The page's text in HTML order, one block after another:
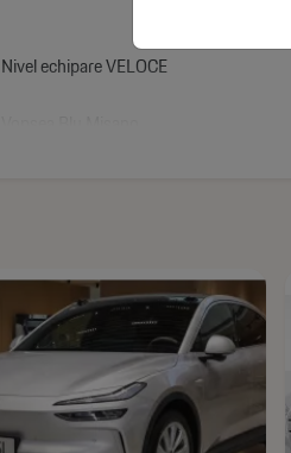
Nivel echipare VELOCE
Rame geamuri negre
Geamuri fumurii
Carcase oglinzi vopsite negru